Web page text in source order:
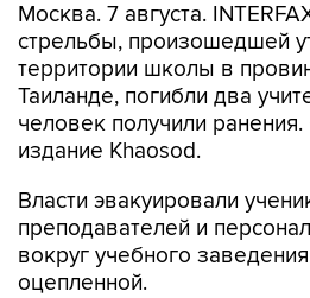
Москва. 7 августа.
стрельбы, произошедшей
территории школы в
Таиланде, погибли два
человек получили
издание Khaosod.
Власти эвакуировали
преподавателей и
вокруг учебного заведения
оцепленной.